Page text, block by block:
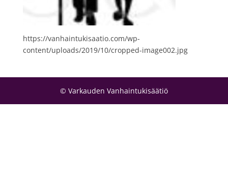
https://vanhaintukisaatio.com/wp-
content/uploads/2019/10/cropped-image002.jpg
© Varkauden Vanhaintukisäätiö